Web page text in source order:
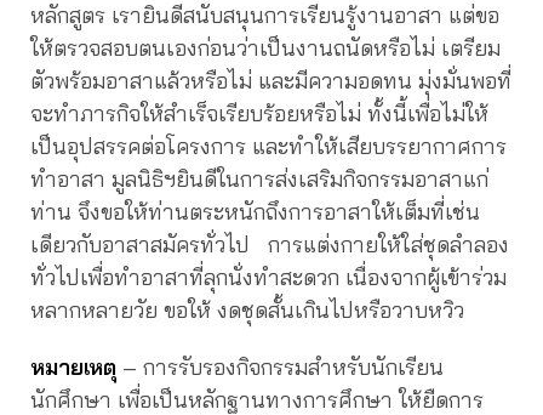
หลักสูตร เรายินดีสนับสนุนการเรียนรู้งานอาสา แต่ขอ
ให้ตรวจสอบตนเองก่อนว่าเป็นงานถนัดหรือไม่ เตรียม
ตัวพร้อมอาสาแล้วหรือไม่ และมีความอดทน มุ่งมั่นพอที่
จะทำภารกิจให้สำเร็จเรียบร้อยหรือไม่ ทั้งนี้เพื่อไม่ให้
เป็นอุปสรรคต่อโครงการ และทำให้เสียบรรยากาศการ
ทำอาสา มูลนิธิฯยินดีในการส่งเสริมกิจกรรมอาสาแก่
ท่าน จึงขอให้ท่านตระหนักถึงการอาสาให้เต็มที่เช่น
เดียวกับอาสาสมัครทั่วไป การแต่งกายให้ใส่ชุดลำลอง
ทั่วไปเพื่อทำอาสาที่ลุกนั่งทำสะดวก เนื่องจากผู้เข้าร่วม
หลากหลายวัย ขอให้ งดชุดสั้นเกินไปหรือวาบหวิว
หมายเหตุ – การรับรองกิจกรรมสำหรับนักเรียน
นักศึกษา เพื่อเป็นหลักฐานทางการศึกษา ให้ยืดการ